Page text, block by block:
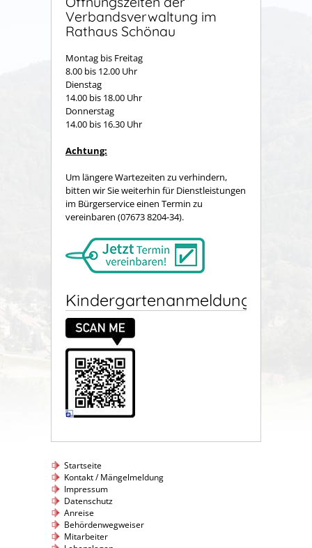
Verbandsverwaltung im
Rathaus Schönau
Montag bis Freitag
8.00 bis 12.00 Uhr
Dienstag
14.00 bis 18.00 Uhr
Donnerstag
14.00 bis 16.30 Uhr
Achtung:
Um längere Wartezeiten zu verhindern,
bitten wir Sie weiterhin für Dienstleistungen
im Bürgerservice einen Termin zu
vereinbaren (07673 8204-34).
Kindergartenanmeldung
Startseite
Kontakt / Mängelmeldung
Impressum
Datenschutz
Anreise
Behördenwegweiser
Mitarbeiter